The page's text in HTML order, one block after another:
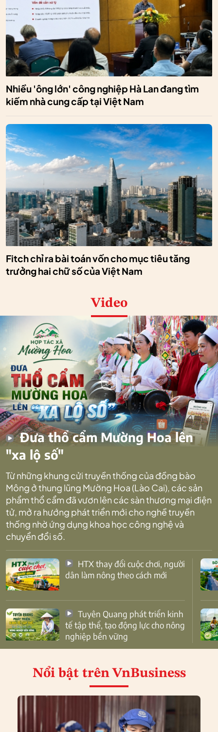
Nhiều 'ông lớn' công nghiệp Hà Lan đang tìm
kiếm nhà cung cấp tại Việt Nam
Fitch chỉ ra bài toán vốn cho mục tiêu tăng
trưởng hai chữ số của Việt Nam
Video
Đưa thổ cẩm Mường Hoa lên
"xa lộ số"
Từ những khung cửi truyền thống của đồng bào
Mông ở thung lũng Mường Hoa (Lào Cai), các sản
phẩm thổ cẩm đã vươn lên các sàn thương mại điện
tử, mở ra hướng phát triển mới cho nghề truyền
thống nhờ ứng dụng khoa học công nghệ và
chuyển đổi số.
dân làm nông theo cách mới
tế tập thể, tạo động lực cho nông
nghiệp bền vững
Nổi bật trên VnBusiness